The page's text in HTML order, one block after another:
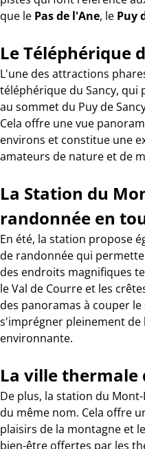
que le Pas de l'Ane, le Puy
Le Téléphérique
L'une des attractions
téléphérique du Sancy,
au sommet du Puy de
Cela offre une vue
environs et constitue une
amateurs de nature et de
La Station du
randonnée en
En été, la station propose
de randonnée qui
des endroits magnifiques
le Val de Courre et les
des panoramas à couper
s'imprégner pleinement de
environnante.
La ville thermale
De plus, la station du
du même nom. Cela offre
plaisirs de la montagne et
bien-être offertes par les